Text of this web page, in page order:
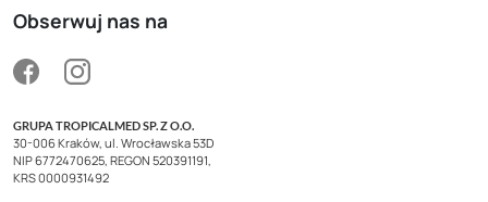
Obserwuj nas na
GRUPA TROPICALMED SP. Z O.O.
30-006 Kraków, ul. Wrocławska 53D
NIP 6772470625, REGON 520391191,
KRS 0000931492